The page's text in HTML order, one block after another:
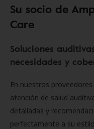
Su socio de
Care
Soluciones
necesidades y
En nuestros
atención de salud
detalladas y
perfectamente a su